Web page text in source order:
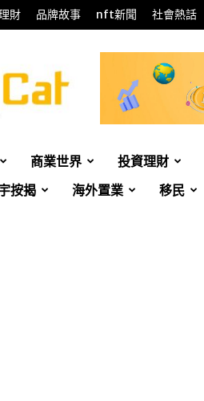
財 品牌故事 nft新聞 社會熱話
商業世界 投資理財
按揭 海外置業 移民